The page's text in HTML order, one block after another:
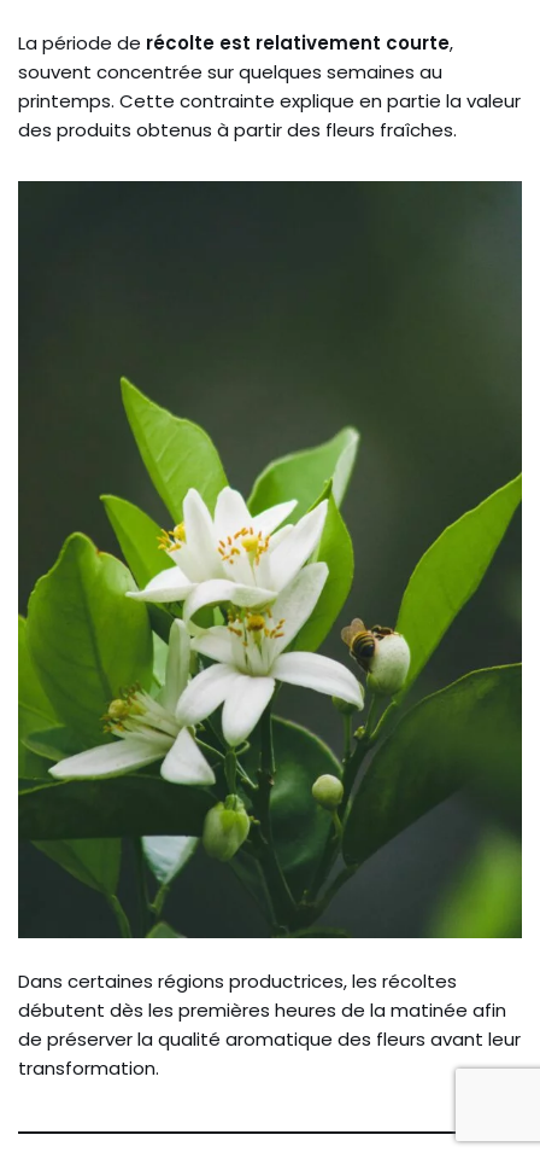
La période de récolte est relativement courte,
souvent concentrée sur quelques semaines au
printemps. Cette contrainte explique en partie la valeur
des produits obtenus à partir des fleurs fraîches.
Dans certaines régions productrices, les récoltes
débutent dès les premières heures de la matinée afin
de préserver la qualité aromatique des fleurs avant leur
transformation.